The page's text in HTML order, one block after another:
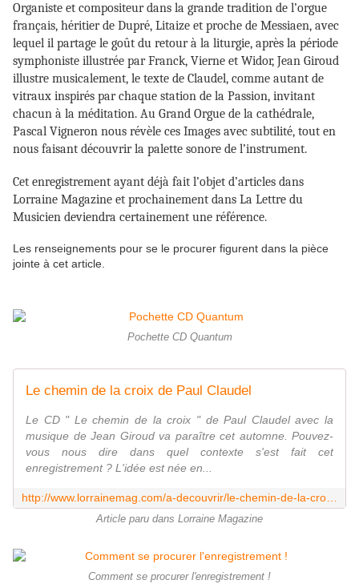
Organiste et compositeur dans la grande tradition de l’orgue
français, héritier de Dupré, Litaize et proche de Messiaen, avec
lequel il partage le goût du retour à la liturgie, après la période
symphoniste illustrée par Franck, Vierne et Widor, Jean Giroud
illustre musicalement, le texte de Claudel, comme autant de
vitraux inspirés par chaque station de la Passion, invitant
chacun à la méditation. Au Grand Orgue de la cathédrale,
Pascal Vigneron nous révèle ces Images avec subtilité, tout en
nous faisant découvrir la palette sonore de l’instrument.
Cet enregistrement ayant déjà fait l’objet d’articles dans
Lorraine Magazine et prochainement dans La Lettre du
Musicien deviendra certainement une référence.
Les renseignements pour se le procurer figurent dans la pièce
jointe à cet article.
Pochette CD Quantum
Le chemin de la croix de Paul Claudel
Le CD " Le chemin de la croix " de Paul Claudel avec la
musique de Jean Giroud va paraître cet automne. Pouvez-
vous nous dire dans quel contexte s'est fait cet
enregistrement ? L'idée est née en...
Article paru dans Lorraine Magazine
Comment se procurer l'enregistrement !